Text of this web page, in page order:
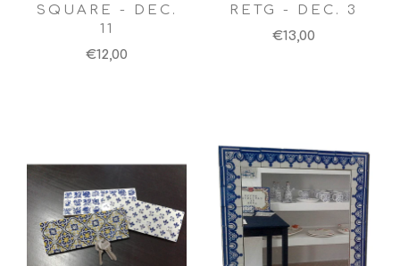
SQUARE - DEC.
11
€12,00
RETG - DEC. 3
€13,00